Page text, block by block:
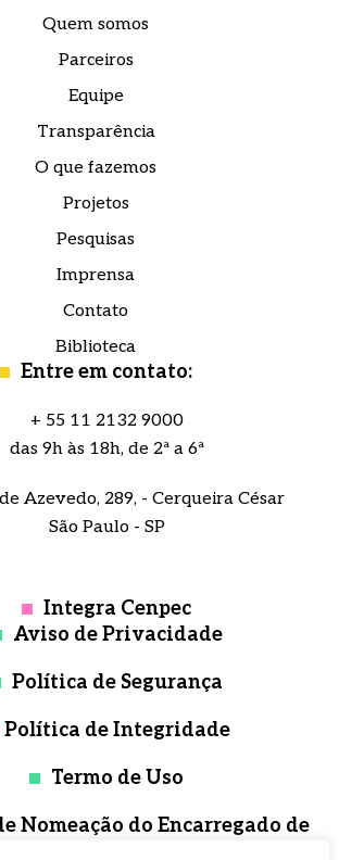
Quem somos
Parceiros
Equipe
Transparência
O que fazemos
Projetos
Pesquisas
Imprensa
Contato
Biblioteca
Entre em contato:
+ 55 11 2132 9000
das 9h às 18h, de 2ª a 6ª
Azevedo, 289, - Cerqueira César
São Paulo - SP
Integra Cenpec
Aviso de Privacidade
Política de Segurança
Política de Integridade
Termo de Uso
Nomeação do Encarregado de